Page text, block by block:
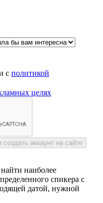
с политикой
целях
аккаунт на сайте
наиболее
спикера с
датой, нужной